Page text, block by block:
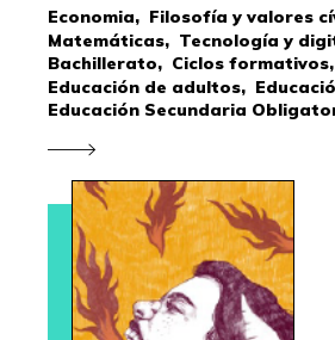
Economia, Filosofía y valores
Matemáticas, Tecnología y
Bachillerato, Ciclos formativos,
Educación de adultos,
Educación Secundaria